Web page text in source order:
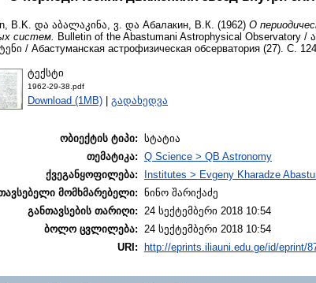
B.K. და აბალაკინა, ვ. და Абалакин, В.К. (1962) О
систем.
Bulletin of the Abastumani Astrophysical
/ Абастуманская астрофизическая обсерватория (27). С.
ტექსტი
1962-29-38.pdf
Download (1MB) | გადახედვა
ობიექტის ტიპი: სტატია
თემატიკა: Q Science > QB Astronomy
ქვეგანყოფილება:
Institutes > Evgeny Kharadze
მომხმარებელი: ნინო შარიქაძე
განთავსების თარიღი: 24 სექტემბერი 2018 10:54
ბოლო ცვლილება: 24 სექტემბერი 2018 10:54
URI:
http://eprints.iliauni.edu.ge/id/eprint/